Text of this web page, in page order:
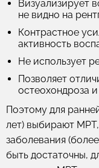
Визуализирует
не видно на
Контрастное
активность
Не использует
Позволяет
остеохондроза
Поэтому для
лет) выбирают
заболевания
быть достаточны,